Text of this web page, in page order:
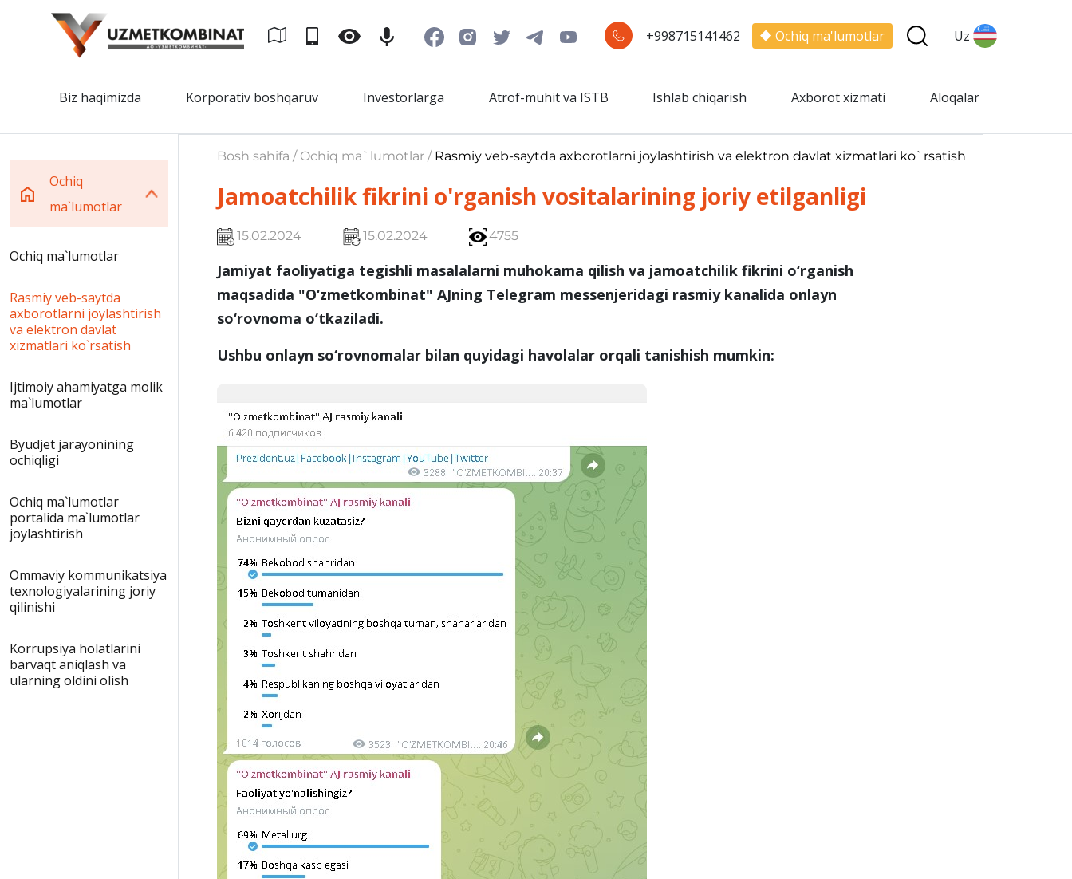
+998715141462 Ochiq ma'lumotlar Uz
Biz haqimizda Korporativ boshqaruv Investorlarga Atrof-muhit va ISTB Ishlab chiqarish Axborot xizmati Aloqalar
Ochiq
ma`lumotlar
Ochiq ma`lumotlar
Rasmiy veb-saytda
axborotlarni joylashtirish
va elektron davlat
xizmatlari ko`rsatish
Ijtimoiy ahamiyatga molik
ma`lumotlar
Byudjet jarayonining
ochiqligi
Ochiq ma`lumotlar
portalida ma`lumotlar
joylashtirish
Ommaviy kommunikatsiya
texnologiyalarining joriy
qilinishi
Korrupsiya holatlarini
barvaqt aniqlash va
ularning oldini olish
Bosh sahifa / Ochiq ma`lumotlar / Rasmiy veb-saytda axborotlarni joylashtirish va elektron davlat xizmatlari ko`rsatish
Jamoatchilik fikrini o'rganish vositalarining joriy etilganligi
15.02.2024 15.02.2024 4755
Jamiyat faoliyatiga tegishli masalalarni muhokama qilish va jamoatchilik fikrini o‘rganish
maqsadida "O‘zmetkombinat" AJning Telegram messenjeridagi rasmiy kanalida onlayn
so‘rovnoma o‘tkaziladi.
Ushbu onlayn so‘rovnomalar bilan quyidagi havolalar orqali tanishish mumkin: